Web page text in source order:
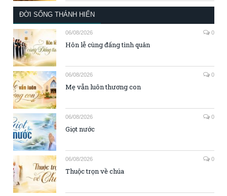
ĐỜI SỐNG THÁNH HIẾN
06/08/2026 0
Hôn lễ cùng đấng tình quân
06/08/2026 0
Mẹ vẫn luôn thương con
06/08/2026 0
Giọt nước
06/08/2026 0
Thuộc trọn về chúa